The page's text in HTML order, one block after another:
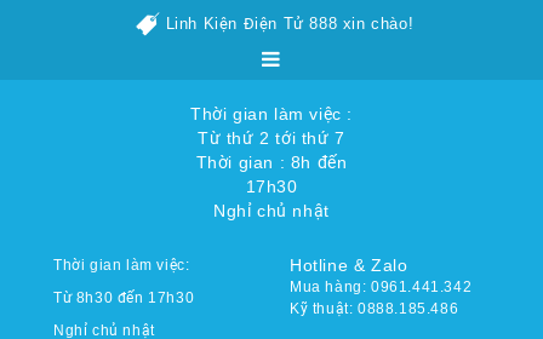
Linh Kiện Điện Tử 888 xin chào!
Thời gian làm việc :
Từ thứ 2 tới thứ 7
Thời gian : 8h đến
17h30
Nghỉ chủ nhật
Thời gian làm việc:
Từ 8h30 đến 17h30
Nghỉ chủ nhật
Hotline & Zalo
Mua hàng: 0961.441.342
Kỹ thuật: 0888.185.486